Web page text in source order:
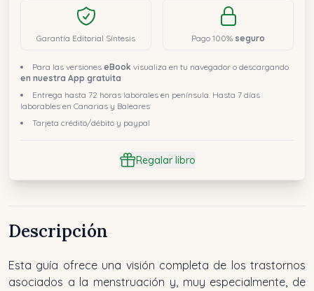
Garantía Editorial Síntesis Pago 100% seguro
Para las versiones eBook visualiza en tu navegador o descargando
en nuestra App gratuita
Entrega hasta 72 horas laborales en península. Hasta 7 días
laborables en Canarias y Baleares
Tarjeta crédito/débito y paypal
Regalar libro
Descripción
Esta guía ofrece una visión completa de los trastornos
asociados a la menstruación y, muy especialmente, de